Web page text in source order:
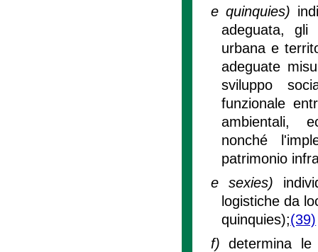
e quinquies)
adeguata, gli
urbana e
adeguate
sviluppo
funzionale
ambientali,
nonché
patrimonio
e sexies)
logistiche da
quinquies);(39)
f)determina le